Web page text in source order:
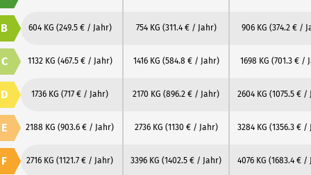
B 604 KG (249.5 € / Jahr) 754 KG (311.4 € / Jahr) 906 KG (374.2 € /
C 1132 KG (467.5 € / Jahr) 1416 KG (584.8 € / Jahr) 1698 KG (701.3 € /
D 1736 KG (717 € / Jahr) 2170 KG (896.2 € / Jahr) 2604 KG (1075.5 € /
E 2188 KG (903.6 € / Jahr) 2736 KG (1130 € / Jahr) 3284 KG (1356.3 € /
F 2716 KG (1121.7 € / Jahr) 3396 KG (1402.5 € / Jahr) 4076 KG (1683.4 € /